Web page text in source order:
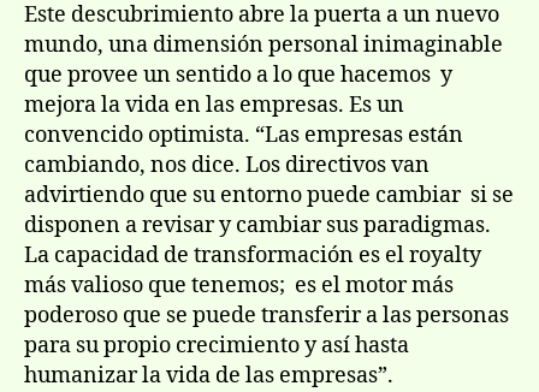
Este descubrimiento abre la puerta a un nuevo
mundo, una dimensión personal inimaginable
que provee un sentido a lo que hacemos y
mejora la vida en las empresas. Es un
convencido optimista. “Las empresas están
cambiando, nos dice. Los directivos van
advirtiendo que su entorno puede cambiar si se
disponen a revisar y cambiar sus paradigmas.
La capacidad de transformación es el royalty
más valioso que tenemos; es el motor más
poderoso que se puede transferir a las personas
para su propio crecimiento y así hasta
humanizar la vida de las empresas”.